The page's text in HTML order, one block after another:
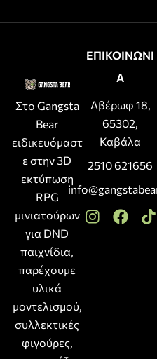
Στο Gangsta
Bear
ειδικευόμαστ
ε στην 3D
εκτύπωση
RPG
μινιατούρων
για DND
παιχνίδια,
παρέχουμε
υλικά
μοντελισμού,
συλλεκτικές
φιγούρες,
ΕΠΙΚΟΙΝΩΝΙ
Α
Αβέρωφ 18,
65302,
Καβάλα
2510 621656